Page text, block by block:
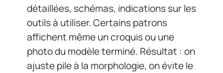
détaillées, schémas, indications sur les
outils à utiliser. Certains patrons
affichent même un croquis ou une
photo du modèle terminé. Résultat : on
ajuste pile à la morphologie, on évite le